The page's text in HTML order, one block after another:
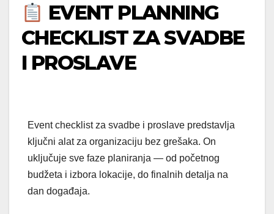
EVENT PLANNING
CHECKLIST ZA SVADBE
I PROSLAVE
Event checklist za svadbe i proslave predstavlja
ključni alat za organizaciju bez grešaka. On
uključuje sve faze planiranja — od početnog
budžeta i izbora lokacije, do finalnih detalja na
dan događaja.